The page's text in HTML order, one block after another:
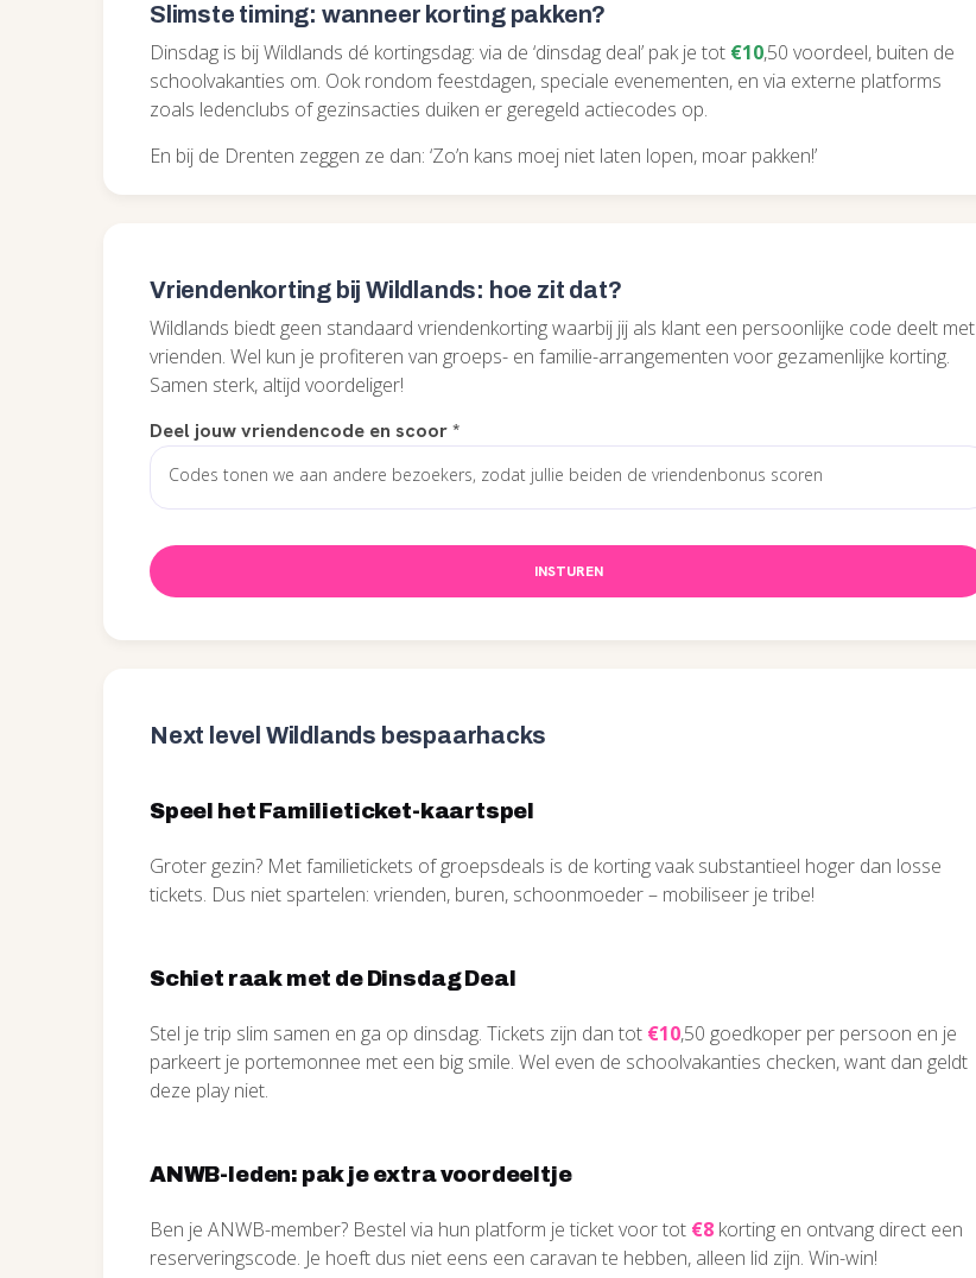
Slimste timing: wanneer korting pakken?
Dinsdag is bij Wildlands dé kortingsdag: via de ‘dinsdag deal’ pak je tot €10,50 voordeel, buiten de
schoolvakanties om. Ook rondom feestdagen, speciale evenementen, en via externe platforms
zoals ledenclubs of gezinsacties duiken er geregeld actiecodes op.
En bij de Drenten zeggen ze dan: ‘Zo’n kans moej niet laten lopen, moar pakken!’
Vriendenkorting bij Wildlands: hoe zit dat?
Wildlands biedt geen standaard vriendenkorting waarbij jij als klant een persoonlijke code deelt met
vrienden. Wel kun je profiteren van groeps- en familie-arrangementen voor gezamenlijke korting.
Samen sterk, altijd voordeliger!
Deel jouw vriendencode en scoor*
INSTUREN
Next level Wildlands bespaarhacks
Speel het Familieticket-kaartspel
Groter gezin? Met familietickets of groepsdeals is de korting vaak substantieel hoger dan losse
tickets. Dus niet spartelen: vrienden, buren, schoonmoeder – mobiliseer je tribe!
Schiet raak met de Dinsdag Deal
Stel je trip slim samen en ga op dinsdag. Tickets zijn dan tot €10,50 goedkoper per persoon en je
parkeert je portemonnee met een big smile. Wel even de schoolvakanties checken, want dan geldt
deze play niet.
ANWB-leden: pak je extra voordeeltje
Ben je ANWB-member? Bestel via hun platform je ticket voor tot €8 korting en ontvang direct een
reserveringscode. Je hoeft dus niet eens een caravan te hebben, alleen lid zijn. Win-win!